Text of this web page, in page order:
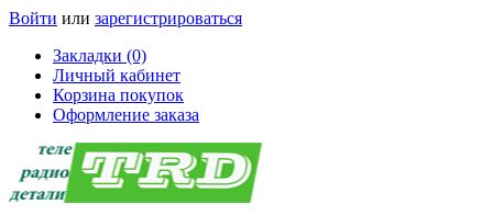
Войти или зарегистрироваться
Закладки (0)
Личный кабинет
Корзина покупок
Оформление заказа